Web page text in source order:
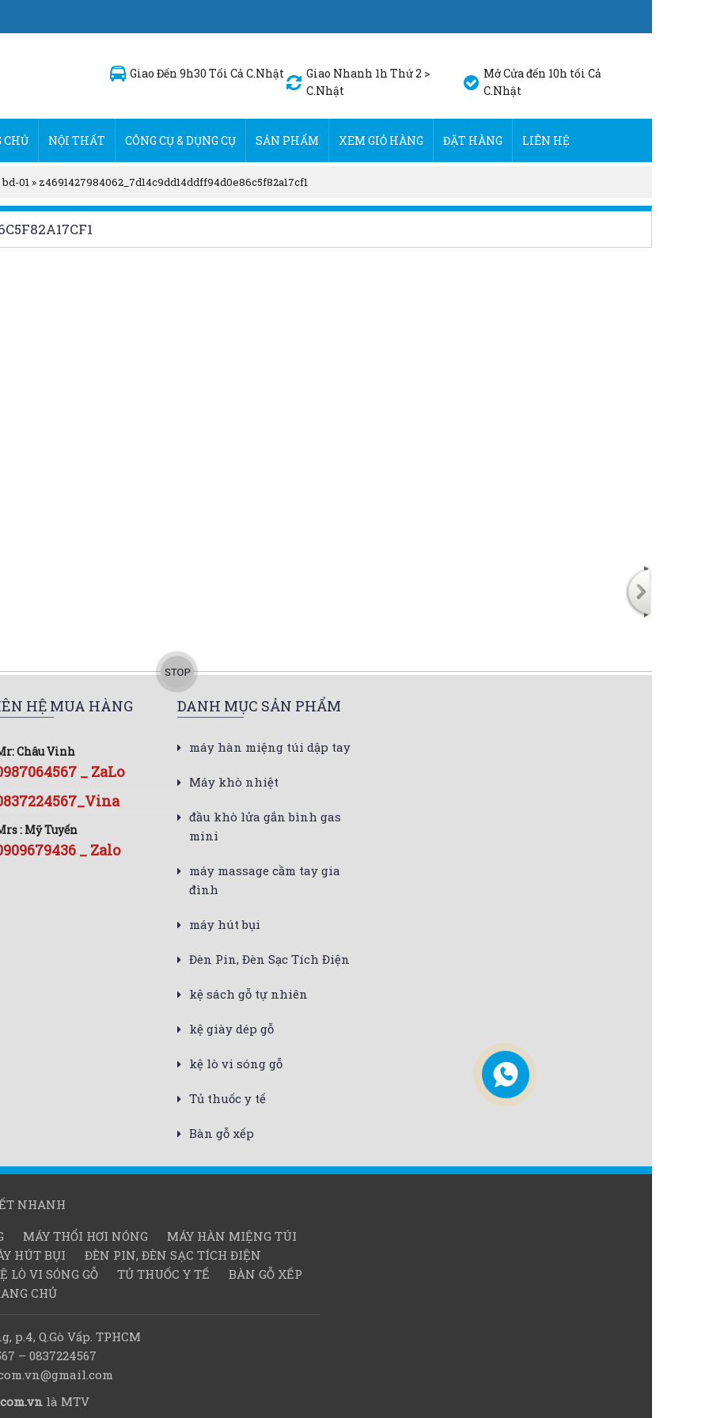
Giao Đến 9h30 Tối Cả C.Nhật
Giao Nhanh 1h Thứ 2 >
C.Nhật
Mở Cửa đến 10h tối Cả
C.Nhật
CHỦ NỘI THẤT CÔNG CỤ & DỤNG CỤ SẢN PHẨM XEM GIỎ HÀNG ĐẶT HÀNG LIÊN HỆ
01 » z4691427984062_7d14c9dd14ddff94d0e86c5f82a17cf1
HỆ MUA HÀNG
Châu Vinh
_ ZaLo
: Mỹ Tuyến
_ Zalo
DANH MỤC SẢN PHẨM
máy hàn miệng túi dập tay
Máy khò nhiệt
đầu khò lửa gắn bình gas
mini
máy massage cầm tay gia
đình
máy hút bụi
Đèn Pin, Đèn Sạc Tích Điện
kệ sách gỗ tự nhiên
kệ giày dép gỗ
kệ lò vi sóng gỗ
Tủ thuốc y tế
Bàn gỗ xếp
NHANH
MÁY THỔI HƠI NÓNG
MÁY HÀN MIỆNG TÚI
HÚT BỤI
ĐÈN PIN, ĐÈN SẠC TÍCH ĐIỆN
LÒ VI SÓNG GỖ
TỦ THUỐC Y TẾ
BÀN GỖ XẾP
CHỦ
p.4, Q.Gò Vấp. TPHCM
– 0837224567
là MTV